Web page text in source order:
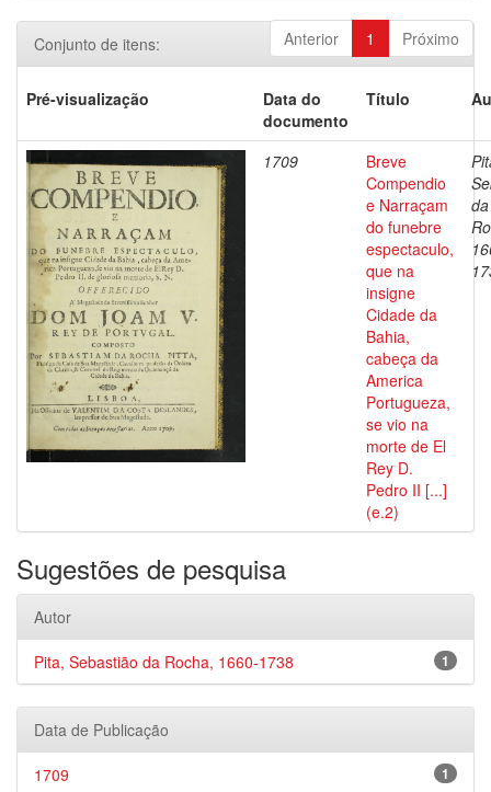
Anterior 1 Próximo
Conjunto de itens:
Pré-visualização
Data do
documento
Título
1709
Breve
Compendio
e Narraçam
do funebre
espectaculo,
que na
insigne
Cidade da
Bahia,
cabeça da
America
Portugueza,
se vio na
morte de El
Rey D.
Pedro II [...]
(e.2)
da
Sugestões de pesquisa
Autor
1
Pita, Sebastião da Rocha, 1660-1738
Data de Publicação
1
1709